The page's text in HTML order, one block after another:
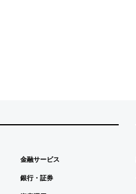
金融サービス
銀行・証券